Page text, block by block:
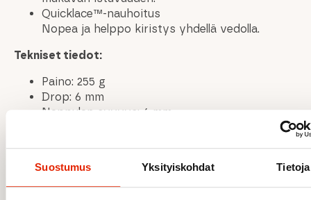
Suostumus Yksityiskohdat Tietoja
Quicklace™-nauhoitus
Nopea ja helppo kiristys yhdellä vedolla.
Tekniset tiedot:
Paino: 255 g
Drop: 6 mm
Nappulan syvyys: 4 mm
Maasto: Vaihteleva maasto
Suositeltu käyttö: Pitkän matkan polkujuoksu,